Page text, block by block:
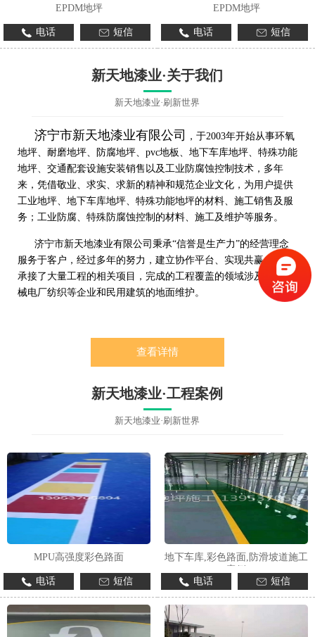
EPDM地坪
电话 短信
EPDM地坪
电话 短信
新天地漆业·关于我们
新天地漆业·刷新世界
济宁市新天地漆业有限公司
，于2003年开始从事环氧
地坪、耐磨地坪、防腐地坪、pvc地板、地下车库地坪、特殊功能
地坪、交通配套设施安装销售以及工业防腐蚀控制技术，多年
来，凭借敬业、求实、求新的精神和规范企业文化，为用户提供
工业地坪、地下车库地坪、特殊功能地坪的材料、施工销售及服
务；工业防腐、特殊防腐蚀控制的材料、施工及维护等服务。
济宁市新天地漆业有限公司秉承“信誉是生产力”的经营理念
服务于客户，经过多年的努力，建立协作平台、实现共赢，先后
承接了大量工程的相关项目，完成的工程覆盖的领域涉及工程机
械电厂纺织等企业和民用建筑的地面维护。
查看详情
新天地漆业·工程案例
新天地漆业·刷新世界
MPU高强度彩色路面
电话 短信
地下车库,彩色路面,防滑坡道施工
电话
短信